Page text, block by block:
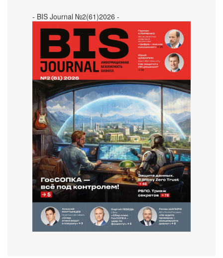
- BIS Journal №2(61)2026 -